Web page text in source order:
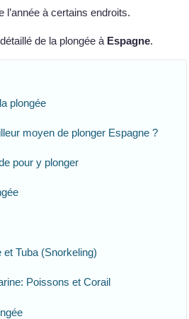
l’année à certains endroits.
de la plongée à Espagne.
plongée
moyen de plonger Espagne ?
pour y plonger
Tuba (Snorkeling)
Poissons et Corail